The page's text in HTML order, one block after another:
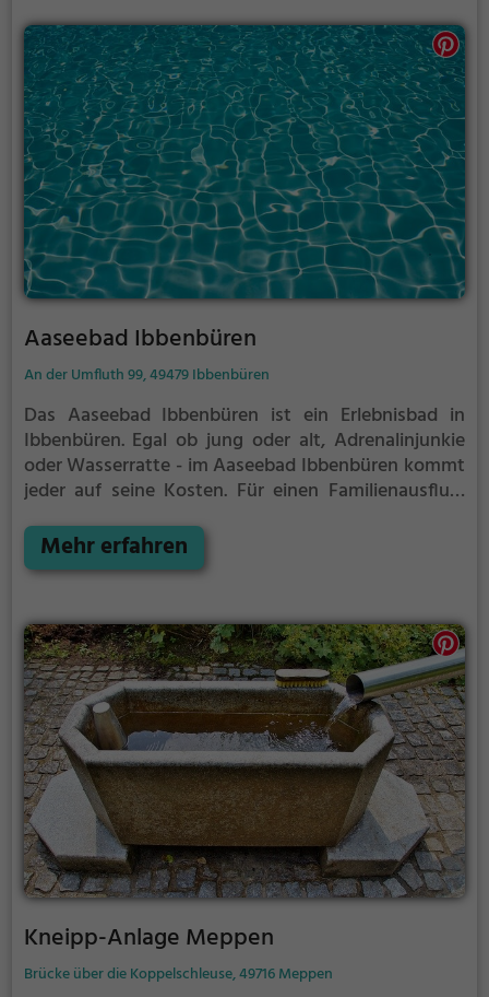
Aaseebad Ibbenbüren
An der Umfluth 99, 49479 Ibbenbüren
Das Aaseebad Ibbenbüren ist ein Erlebnisbad in
Ibbenbüren. Egal ob jung oder alt, Adrenalinjunkie
oder Wasserratte - im Aaseebad Ibbenbüren kommt
jeder auf seine Kosten. Für einen Familienausflug,
ist das Aaseebad Ibbenbüren genau die richtige
Adresse.
Mehr erfahren
Kneipp-Anlage Meppen
Brücke über die Koppelschleuse, 49716 Meppen